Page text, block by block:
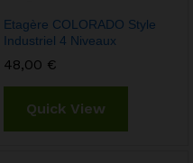
Etagère COLORADO Style
Industriel 4 Niveaux
48,00 €
Quick View